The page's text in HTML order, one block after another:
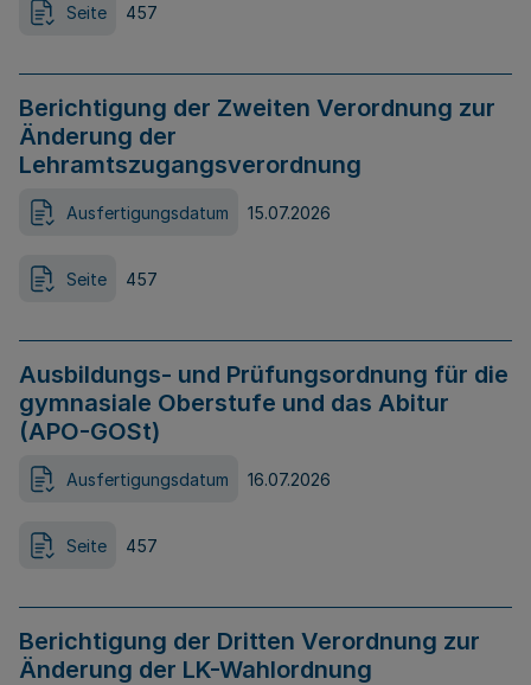
Seite 457
Berichtigung der Zweiten Verordnung zur
Änderung der
Lehramtszugangsverordnung
Ausfertigungsdatum 15.07.2026
Seite 457
Ausbildungs- und Prüfungsordnung für die
gymnasiale Oberstufe und das Abitur
(APO-GOSt)
Ausfertigungsdatum 16.07.2026
Seite 457
Berichtigung der Dritten Verordnung zur
Änderung der LK-Wahlordnung